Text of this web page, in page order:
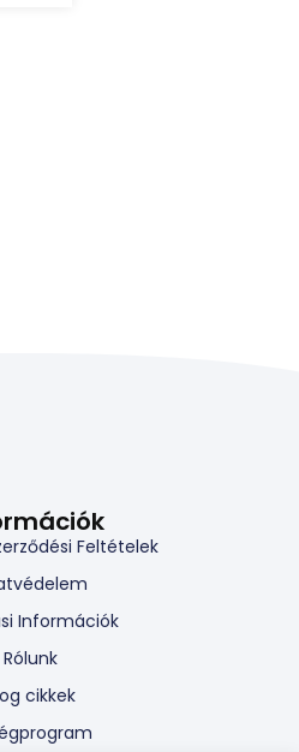
Feltételek
Információk
Rólunk
cikkek